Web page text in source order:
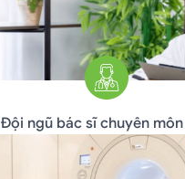
Đội ngũ bác sĩ chuyên